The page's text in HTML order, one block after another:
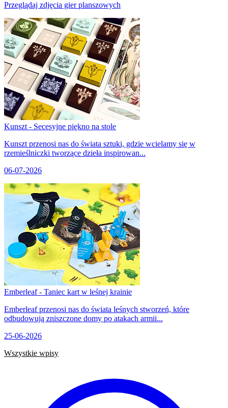
Przeglądaj zdjęcia gier planszowych
Kunszt - Secesyjne piękno na stole
Kunszt przenosi nas do świata sztuki, gdzie wcielamy się w
rzemieślniczki tworzące dzieła inspirowan...
06-07-2026
Emberleaf - Taniec kart w leśnej krainie
Emberleaf przenosi nas do świata leśnych stworzeń, które
odbudowują zniszczone domy po atakach armii...
25-06-2026
Wszystkie wpisy